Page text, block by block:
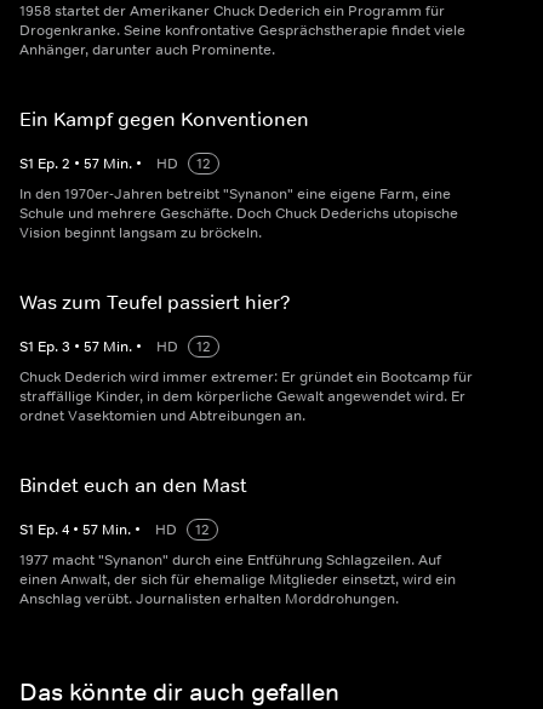
1958 startet der Amerikaner Chuck Dederich ein Programm für
Drogenkranke. Seine konfrontative Gesprächstherapie findet viele
Anhänger, darunter auch Prominente.
Ein Kampf gegen Konventionen
S1 Ep.2 • 57 Min. • HD
12
In den 1970er-Jahren betreibt "Synanon" eine eigene Farm, eine
Schule und mehrere Geschäfte. Doch Chuck Dederichs utopische
Vision beginnt langsam zu bröckeln.
Was zum Teufel passiert hier?
S1 Ep.3 • 57 Min. • HD
12
Chuck Dederich wird immer extremer: Er gründet ein Bootcamp für
straffällige Kinder, in dem körperliche Gewalt angewendet wird. Er
ordnet Vasektomien und Abtreibungen an.
Bindet euch an den Mast
S1 Ep.4 • 57 Min. • HD
12
1977 macht "Synanon" durch eine Entführung Schlagzeilen. Auf
einen Anwalt, der sich für ehemalige Mitglieder einsetzt, wird ein
Anschlag verübt. Journalisten erhalten Morddrohungen.
Das könnte dir auch gefallen